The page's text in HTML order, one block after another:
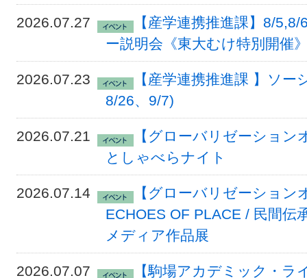
2026.07.27
【産学連携推進課】8/
ー説明会《東大むけ特別開催
2026.07.23
【産学連携推進課 】ソ
8/26、9/7)
2026.07.21
【グローバリゼーショ
としゃべらナイト
2026.07.14
【グローバリゼーショ
ECHOES OF PLACE / 民間伝
メディア作品展
2026.07.07
【駒場アカデミック・